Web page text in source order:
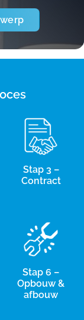
Stap 3 –
Contract
Stap 6 –
Opbouw &
afbouw